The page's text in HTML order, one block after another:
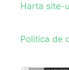
Harta site-
Politica de